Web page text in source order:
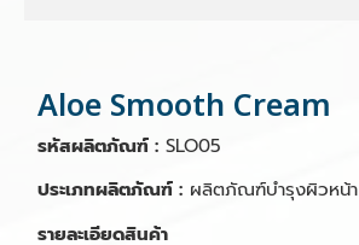
Aloe Smooth Cream
รหัสผลิตภัณฑ์ : SLO05
ประเภทผลิตภัณฑ์ : ผลิตภัณฑ์บำรุงผิวหน้า
รายละเอียดสินค้า